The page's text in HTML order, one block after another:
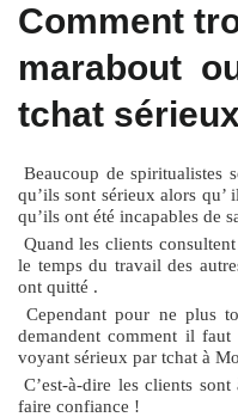
Comment
marabout
tchat
Beaucoup de spiritualistes
qu’ils sont sérieux alors
qu’ils ont été incapables de
Quand les clients
le temps du travail des
ont quitté .
Cependant pour ne plus
demandent comment il
voyant sérieux par tchat à
C’est-à-dire les clients
faire confiance !